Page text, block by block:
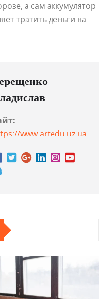
а сам аккумулятор
тратить деньги на
www.artedu.uz.ua